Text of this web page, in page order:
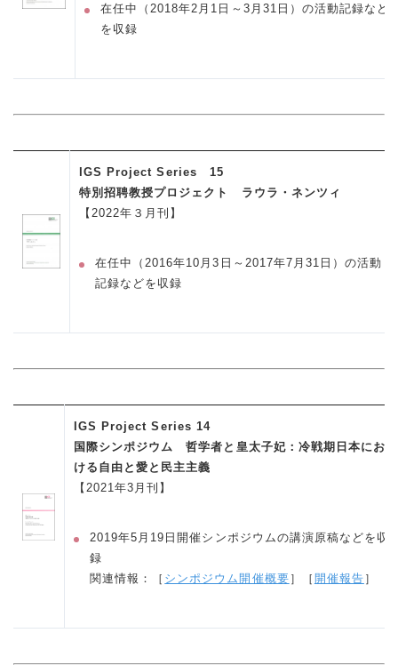
在任中（2018年2月1日～3月31日）の活動記録など
を収録
IGS Project Series 15
特別招聘教授プロジェクト ラウラ・ネンツィ
【2022年３月刊】
在任中（2016年10月3日～2017年7月31日）の活動
記録などを収録
IGS Project Series 14
国際シンポジウム 哲学者と皇太子妃：冷戦期日本にお
ける自由と愛と民主主義
【2021年3月刊】
2019年5月19日開催シンポジウムの講演原稿などを収
録
関連情報：［ シンポジウム開催概要 ］［ 開催報告 ］